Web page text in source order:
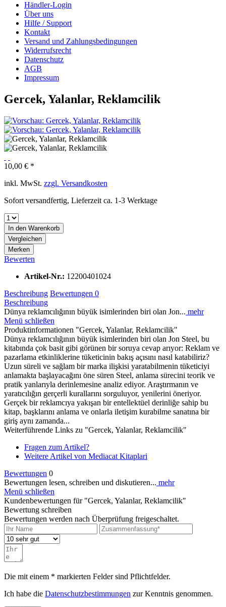
Händler-Login
Über uns
Hilfe / Support
Kontakt
Versand und Zahlungsbedingungen
Widerrufsrecht
Datenschutz
AGB
Impressum
Gercek, Yalanlar, Reklamcilik
10,00 € *
inkl. MwSt. zzgl. Versandkosten
Sofort versandfertig, Lieferzeit ca. 1-3 Werktage
In den Warenkorb
Vergleichen
Merken
Bewerten
Artikel-Nr.: 12200401024
Beschreibung Bewertungen 0
Beschreibung
Dünya reklamcılığının büyük isimlerinden biri olan Jon... mehr
Menü schließen
Produktinformationen "Gercek, Yalanlar, Reklamcilik"
Dünya reklamcılığının büyük isimlerinden biri olan Jon Steel, bu
kitabında çok basit gibi görünen bir soruya cevap arıyor: Reklam ve
pazarlama etkinliklerine tüketicinin bakış açısını nasıl katabiliriz?
Uzun süreli ve sağlam bir marka ilişkisi yaratabilmenin tüketiciyi
anlamakta başlayacağını öne süren Steel, anlama sürecini teorik ve
pratik yanlarıyla derinlemesine analiz ediyor. Araştırmanın ve
yaratıcılığın gerçerli kurallarını sorguluyor, yenilerini öneriyor.
Gerçek bir reklamcıya yakışan bir entellektüel derinliğe sahip bu
kitap, başklarını anlama ve onlarla iletişim kurabilme sanatına bir
giriş aynı zamanda...
Weiterführende Links zu "Gercek, Yalanlar, Reklamcilik"
Fragen zum Artikel?
Weitere Artikel von Mediacat Kitaplari
Bewertungen 0
Bewertungen lesen, schreiben und diskutieren... mehr
Menü schließen
Kundenbewertungen für "Gercek, Yalanlar, Reklamcilik"
Bewertung schreiben
Bewertungen werden nach Überprüfung freigeschaltet.
Die mit einem * markierten Felder sind Pflichtfelder.
Ich habe die Datenschutzbestimmungen zur Kenntnis genommen.